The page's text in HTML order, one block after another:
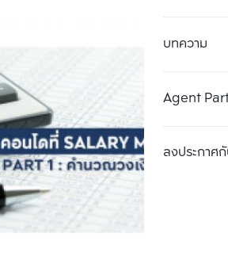
บทความ
Agent
ลงประกาศกั